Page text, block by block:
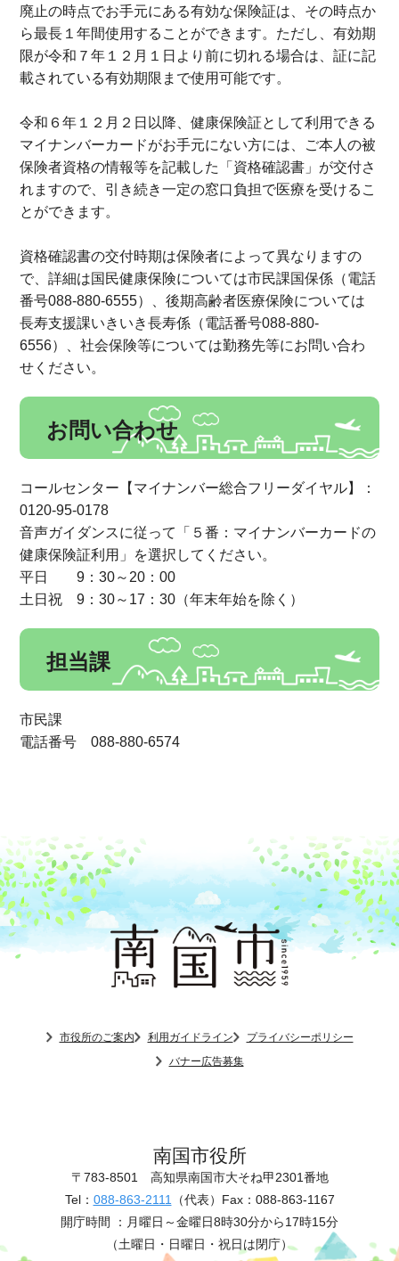
廃止の時点でお手元にある有効な保険証は、その時点か
ら最長１年間使用することができます。ただし、有効期
限が令和７年１２月１日より前に切れる場合は、証に記
載されている有効期限まで使用可能です。
令和６年１２月２日以降、健康保険証として利用できる
マイナンバーカードがお手元にない方には、ご本人の被
保険者資格の情報等を記載した「資格確認書」が交付さ
れますので、引き続き一定の窓口負担で医療を受けるこ
とができます。
資格確認書の交付時期は保険者によって異なりますの
で、詳細は国民健康保険については市民課国保係（電話
番号088-880-6555）、後期高齢者医療保険については
長寿支援課いきいき長寿係（電話番号088-880-
6556）、社会保険等については勤務先等にお問い合わ
せください。
お問い合わせ
コールセンター【マイナンバー総合フリーダイヤル】：
0120-95-0178
音声ガイダンスに従って「５番：マイナンバーカードの
健康保険証利用」を選択してください。
平日 9：30～20：00
土日祝 9：30～17：30（年末年始を除く）
担当課
市民課
電話番号 088-880-6574
市役所のご案内 利用ガイドライン
プライバシーポリシー
バナー広告募集
南国市役所
〒783-8501 高知県南国市大そね甲2301番地
Tel： 088-863-2111 （代表） Fax：088-863-1167
開庁時間 ： 月曜日～金曜日8時30分から17時15分
（土曜日・日曜日・祝日は閉庁）